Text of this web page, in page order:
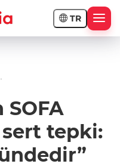
TR
SOFA
sert tepki: